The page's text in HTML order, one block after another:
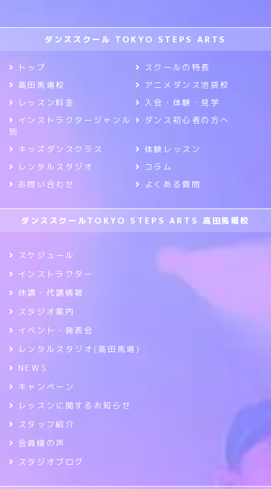
ダンススクール TOKYO STEPS ARTS
トップ
スクールの特長
高田馬場校
アニメダンス池袋校
レッスン料金
入会・体験・見学
インストラクタージャンル
別
ダンス初心者の方へ
キッズダンスクラス
体験レッスン
レンタルスタジオ
コラム
お問い合わせ
よくある質問
ダンススクールTOKYO STEPS ARTS 高田馬場校
スケジュール
インストラクター
休講・代講情報
スタジオ案内
イベント・発表会
レンタルスタジオ(高田馬場)
NEWS
キャンペーン
レッスンに関するお知らせ
スタッフ紹介
会員様の声
スタジオブログ